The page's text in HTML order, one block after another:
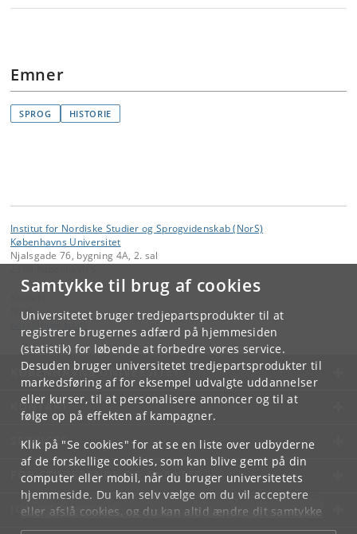
Samtykke til brug af cookies
Universitetet bruger tredjepartsprodukter til at
registrere brugernes adfærd på hjemmesiden
(statistik) for løbende at forbedre vores service.
Desuden bruger universitetet tredjepartsprodukter til
markedsføring af for eksempel udvalgte uddannelser
eller kurser, til at personalisere annoncer og til at
følge op på effekten af kampagner.
Klik på "Se cookies" for at se en liste over udbyderne
af de forskellige cookies, som kan blive gemt på din
computer eller mobil, når du bruger universitetets
hjemmeside. Du kan selv vælge om du vil acceptere
eller afslå cookies, og du kan altid ændre dit samtykke
underCookie- og privatlivspolitiksom du finder i
Emner
SPROG HISTORIE
Institut for Nordiske Studier og Sprogvidenskab (NorS)
Københavns Universitet
Njalsgade 76, bygning 4A, 2. sal
NorS
KØBENHAVNS UNIVERSITET
KONTAKT
SERVICES
FOR STUDERENDE OG ANSATTE
JOB OG KARRIERE